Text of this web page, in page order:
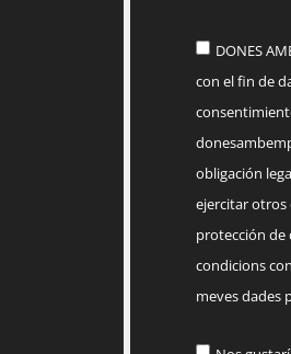
DONES
con el fin de
obligación
ejercitar otros
protección de
condicions
meves dades